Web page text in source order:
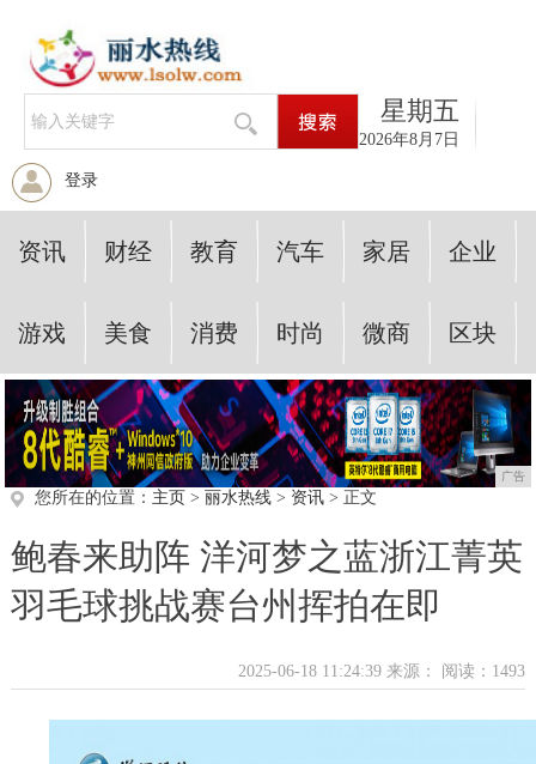
星期五
2026年8月7日
登录
资讯 财经 教育 汽车 家居 企业
游戏 美食 消费 时尚 微商 区块
广告
您所在的位置： 主页 > 丽水热线> 资讯> 正文
鲍春来助阵 洋河梦之蓝浙江菁英
羽毛球挑战赛台州挥拍在即
2025-06-18 11:24:39 来源： 阅读：1493